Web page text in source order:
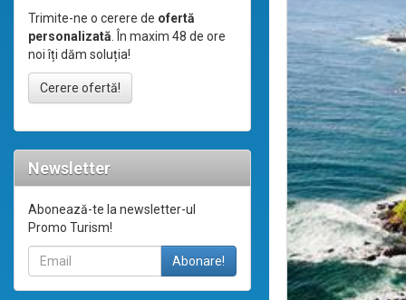
Trimite-ne o cerere de ofertă
personalizată. În maxim 48 de ore
noi îți dăm soluția!
Cerere ofertă!
Newsletter
Abonează-te la newsletter-ul
Promo Turism!